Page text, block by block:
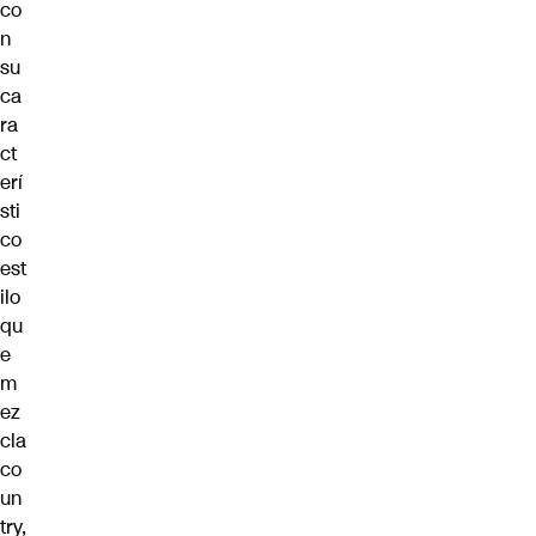
co
n
su
ca
ra
ct
erí
sti
co
est
ilo
qu
e
m
ez
cla
co
un
try,